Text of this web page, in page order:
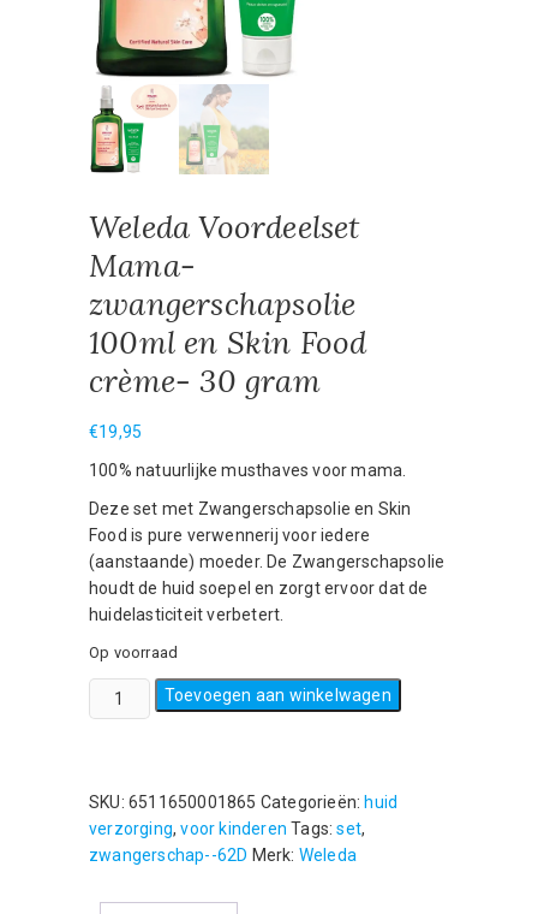
Weleda Voordeelset
Mama-
zwangerschapsolie
100ml en Skin Food
crème- 30 gram
€19,95
100% natuurlijke musthaves voor mama.
Deze set met Zwangerschapsolie en Skin
Food is pure verwennerij voor iedere
(aanstaande) moeder. De Zwangerschapsolie
houdt de huid soepel en zorgt ervoor dat de
huidelasticiteit verbetert.
Op voorraad
Weleda
Voordeelset
100ml
en
Skin
crème-
Toevoegen aan winkelwagen
SKU: 6511650001865 Categorieën: huid
verzorging,voor kinderen Tags:set,
zwangerschap--62D Merk: Weleda